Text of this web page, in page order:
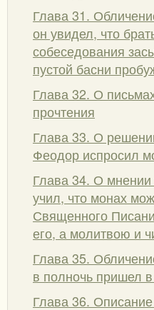
Глава 31.
он увидел, что
собеседования
пустой басни
Глава 32. О
прочтения
Глава 33. О
Феодор испросил
Глава 34. О мнении
учил, что монах
Священного
его, а молитвою и
Глава 35.
в полночь пришел
Глава 36.